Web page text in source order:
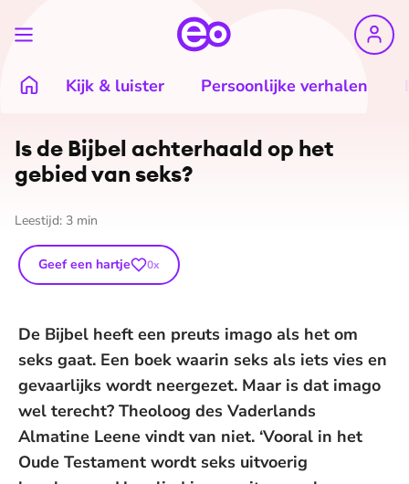
Kijk & luister Persoonlijke verhalen
Is de Bijbel achterhaald op het
gebied van seks?
Leestijd: 3 min
Geef een hartje 0x
De Bijbel heeft een preuts imago als het om
seks gaat. Een boek waarin seks als iets vies en
gevaarlijks wordt neergezet. Maar is dat imago
wel terecht? Theoloog des Vaderlands
Almatine Leene vindt van niet. ‘Vooral in het
Oude Testament wordt seks uitvoerig